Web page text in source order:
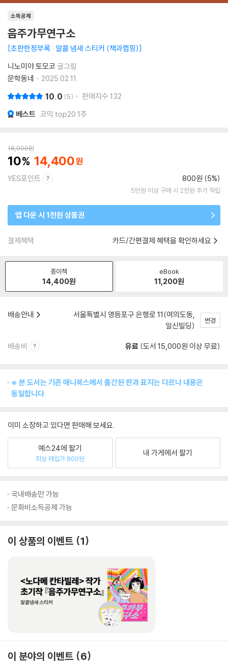
소득공제
음주가무연구소
초판한정부록 : 알콜 냄새 스티커 (책과랩핑)
니노미야 토모코 글그림
문학동네
2025.02.11.
10.0 5 판매지수 132
베스트 코믹 top20 1주
16,000원
10 14,400
YES포인트 800원 (5%)
5만원 이상 구매 시 2천원 추가 적립
앱 다운 시 1천원 상품권
결제혜택 카드/간편결제 혜택을 확인하세요
종이책
14,400원
eBook
11,200원
배송안내
서울특별시 영등포구 은행로 11(여의도동,
일신빌딩)
변경
배송비 유료 (도서 15,000원 이상 무료)
※ 본 도서는 기존 애니북스에서 출간된 판과 표지는 다르나 내용은
동일합니다.
이미 소장하고 있다면 판매해 보세요.
예스24에 팔기
최상 매입가 800원
내 가게에서 팔기
국내배송만 가능
문화비소득공제 가능
이 상품의 이벤트 1
이 분야의 이벤트 6